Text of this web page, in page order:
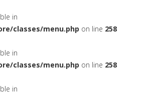
in
classes/menu.php on line 258
in
classes/menu.php on line 258
in